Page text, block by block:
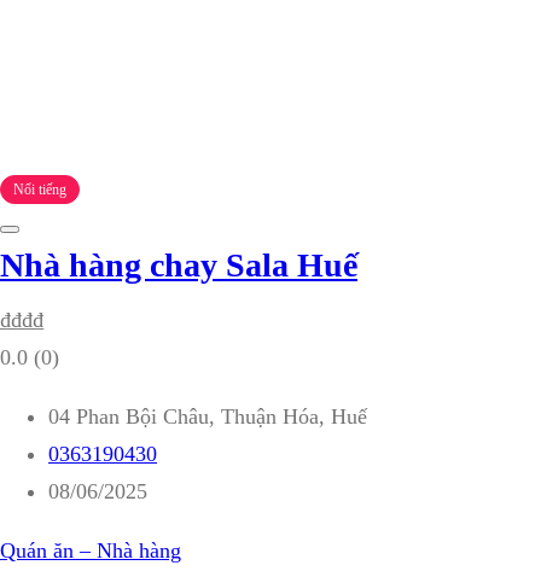
Nổi tiếng
Nhà hàng chay Sala Huế
₫₫₫₫
0.0 (0)
04 Phan Bội Châu, Thuận Hóa, Huế
0363190430
08/06/2025
Quán ăn – Nhà hàng